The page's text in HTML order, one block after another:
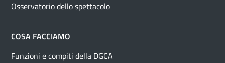
Osservatorio dello spettacolo
COSA FACCIAMO
Funzioni e compiti della DGCA